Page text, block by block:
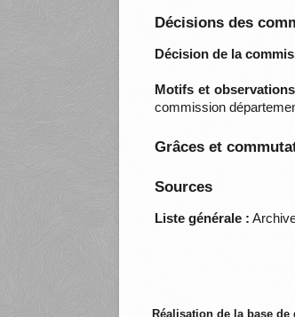
Décisions des
Décision de la
Motifs et
commission
Grâces et
Sources
Liste générale :
Réalisation de la base de